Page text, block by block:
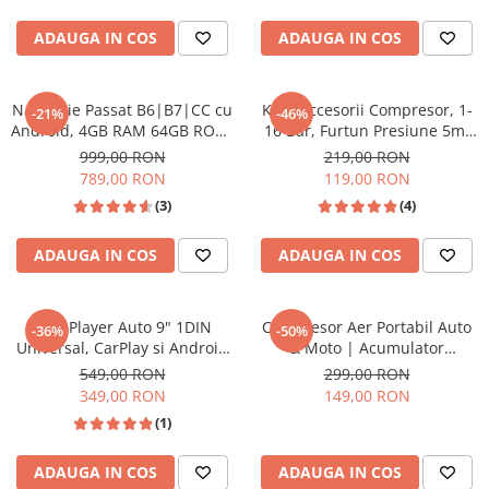
Invertoare auto
Lumini Ambientale
Testere auto
Cabluri Audio
Pompe transfer
Intretinere auto
Aspirator
Camera Endoscop
Trusa cale distributie
Echipamente service auto
Huse volan
Chei si truse chei
Bricolaj
ADAUGA IN COS ADAUGA IN COS
-21%
Navigatie Passat B6|B7|CC cu
Android, 4GB RAM 64GB ROM,
DSP, cu CarPlay si Android
Auto Wi-fi, Youtube, Waze,
ecran FHD 10.1 Inch
999,00 RON
789,00 RON
(3)
ADAUGA IN COS
-46%
Kit 8 Accesorii Compresor, 1-
16 Bar, Furtun Presiune 5m,
Pistol de Vopsit și Spălat
219,00 RON
119,00 RON
(4)
ADAUGA IN COS
-36%
MP5 Player Auto 9" 1DIN
Universal, CarPlay si Android
Auto WIFI, Bluetooth, USB
frontal, RCA Subwoofer, ecran
9 Inch
549,00 RON
349,00 RON
(1)
ADAUGA IN COS
-50%
Compresor Aer Portabil Auto
& Moto | Acumulator
4000mAh | Display Digital &
Încărcare USB-C
299,00 RON
149,00 RON
ADAUGA IN COS